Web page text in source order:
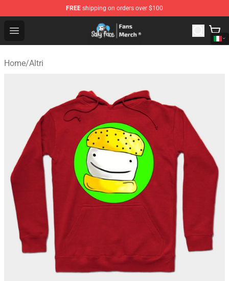
FREE shipping on orders over $100
Open menu
Sally Face Store - Official Sally Face Merchandise Shop
Home/Altri